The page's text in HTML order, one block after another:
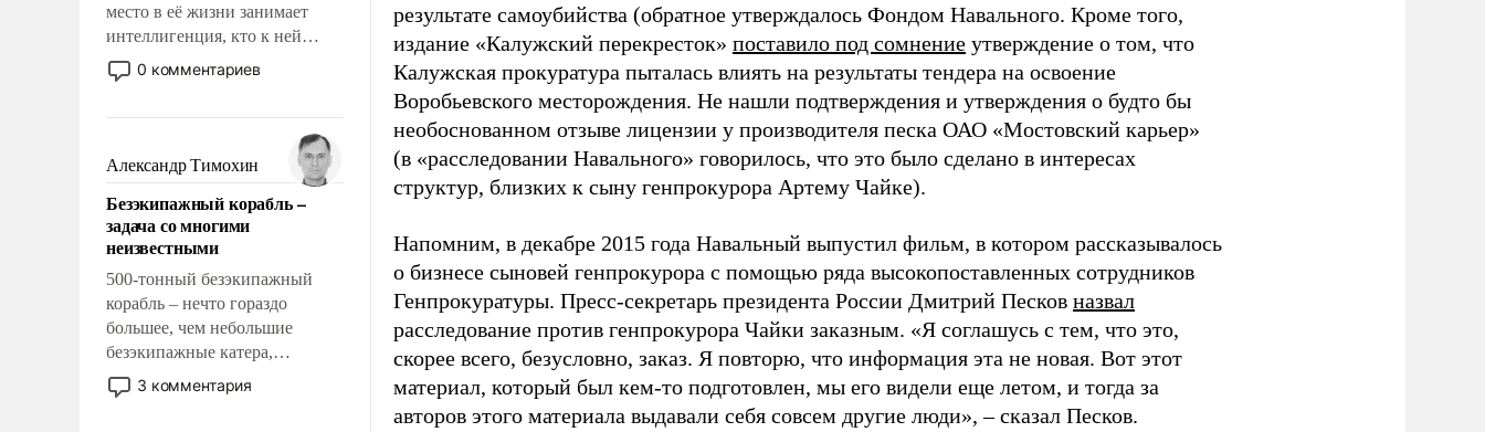
место в её жизни занимает
интеллигенция, кто к ней
принадлежит, а кого из неё
исключили с правом
чем она отличается от просто
образованных людей. Иногда
казалось, что эти вопросы
решены раз и навсегда, но –
нет, не решены.
0 комментариев
Александр Тимохин
Безэкипажный корабль –
задача со многими
неизвестными
500-тонный безэкипажный
корабль – нечто гораздо
большее, чем небольшие
безэкипажные катера,
применение которых уже
стало обыденностью. Задача по
3 комментария
результате самоубийства (обратное утверждалось Фондом Навального. Кроме того,
издание «Калужский перекресток» поставило под сомнение утверждение о том, что
Калужская прокуратура пыталась влиять на результаты тендера на освоение
Воробьевского месторождения. Не нашли подтверждения и утверждения о будто бы
необоснованном отзыве лицензии у производителя песка ОАО «Мостовский карьер»
(в «расследовании Навального» говорилось, что это было сделано в интересах
структур, близких к сыну генпрокурора Артему Чайке).
Напомним, в декабре 2015 года Навальный выпустил фильм, в котором рассказывалось
о бизнесе сыновей генпрокурора с помощью ряда высокопоставленных сотрудников
Генпрокуратуры. Пресс-секретарь президента России Дмитрий Песков назвал
расследование против генпрокурора Чайки заказным. «Я соглашусь с тем, что это,
скорее всего, безусловно, заказ. Я повторю, что информация эта не новая. Вот этот
материал, который был кем-то подготовлен, мы его видели еще летом, и тогда за
авторов этого материала выдавали себя совсем другие люди», – сказал Песков.